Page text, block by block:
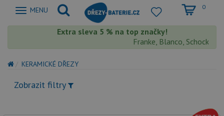
Zobrazit
MENU 0
Extra sleva 5 % na top značky!
Franke, Blanco, Schock,
KERAMICKÉ DŘEZY
Zobrazit filtry